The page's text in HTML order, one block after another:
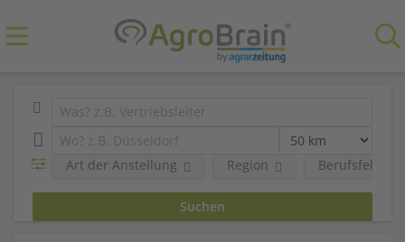
Art der Anstellung Region Berufsfeld